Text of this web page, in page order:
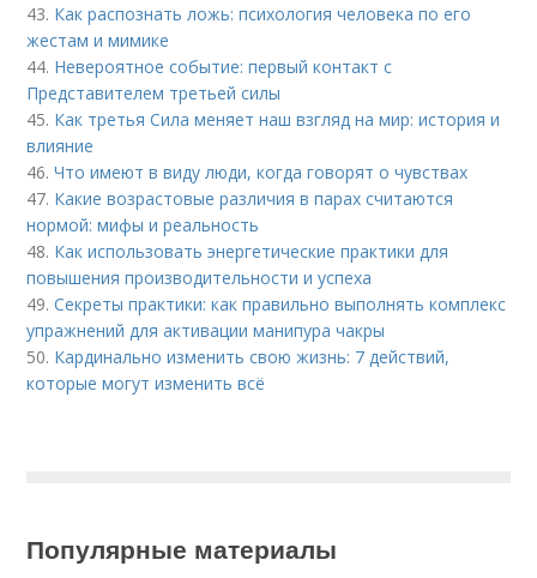
43. Как распознать ложь: психология человека по его
жестам и мимике
44. Невероятное событие: первый контакт с
Представителем третьей силы
45. Как третья Сила меняет наш взгляд на мир: история и
влияние
46.Что имеют в виду люди, когда говорят о чувствах
47. Какие возрастовые различия в парах считаются
нормой: мифы и реальность
48. Как использовать энергетические практики для
повышения производительности и успеха
49.Секреты практики: как правильно выполнять комплекс
упражнений для активации манипура чакры
50. Кардинально изменить свою жизнь: 7 действий,
которые могут изменить всё
Популярные материалы